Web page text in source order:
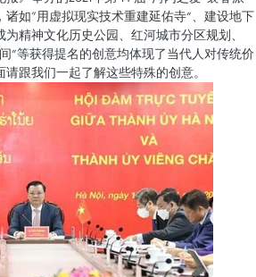
如“用虚拟现实技术重建延佑寺”、建设地下
精神文化历史公园、红河城市分区规划、
”等获得提名的创意均体现了当代人对传统价
跟我们一起了解这些特殊的创意。